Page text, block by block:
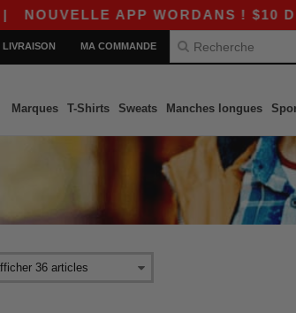
NOUVELLE APP WORDANS ! $10 DE
LIVRAISON MA COMMANDE
Marques T-Shirts Sweats Manches longues